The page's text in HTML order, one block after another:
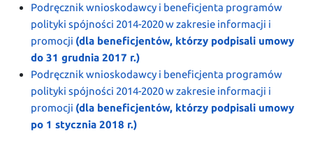
Podręcznik wnioskodawcy i beneficjenta programów
polityki spójności 2014-2020 w zakresie informacji i
promocji (dla beneficjentów, którzy podpisali umowy
do 31 grudnia 2017 r.)
Podręcznik wnioskodawcy i beneficjenta programów
polityki spójności 2014-2020 w zakresie informacji i
promocji (dla beneficjentów, którzy podpisali umowy
po 1 stycznia 2018 r.)